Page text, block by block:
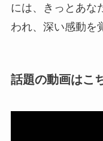
には、きっとあな
われ、深い感動を
話題の動画はこ